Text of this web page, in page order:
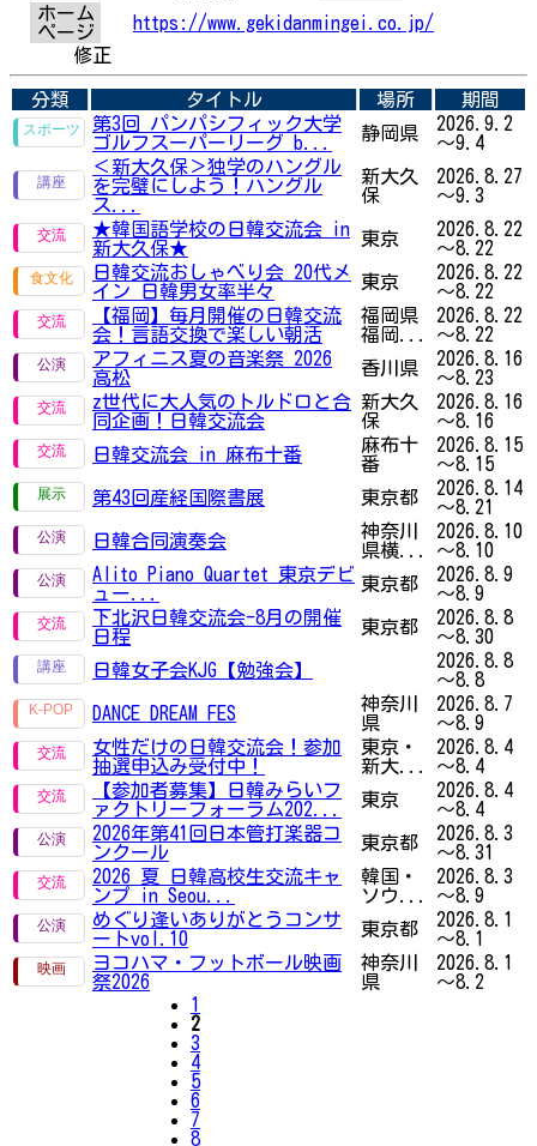
ホーム
ページ
https://www.gekidanmingei.co.jp/
修正
分類 タイトル 場所
期間
第3回 パンパシフィック大学
ゴルフスーパーリーグ b...
静岡県
2026.9.2
～9.4
＜新大久保＞独学のハングル
を完璧にしよう！ハングル
ス...
新大久
保
2026.8.27
～9.3
★韓国語学校の日韓交流会 in
新大久保★
東京
2026.8.22
～8.22
日韓交流おしゃべり会 20代メ
イン 日韓男女率半々
東京
2026.8.22
～8.22
【福岡】毎月開催の日韓交流
会！言語交換で楽しい朝活
福岡県
福岡...
2026.8.22
～8.22
アフィニス夏の音楽祭 2026
高松
香川県
2026.8.16
～8.23
z世代に大人気のトルドロと合
同企画！日韓交流会
新大久
保
2026.8.16
～8.16
日韓交流会 in 麻布十番
麻布十
番
2026.8.15
～8.15
第43回産経国際書展
東京都
2026.8.14
～8.21
日韓合同演奏会
神奈川
県横...
2026.8.10
～8.10
Alito Piano Quartet 東京デビ
ュー...
東京都
2026.8.9
～8.9
下北沢日韓交流会-8月の開催
日程
東京都
2026.8.8
～8.30
日韓女子会KJG【勉強会】
2026.8.8
～8.8
DANCE DREAM FES
神奈川
県
2026.8.7
～8.9
女性だけの日韓交流会！参加
抽選申込み受付中！
東京・
新大...
2026.8.4
～8.4
【参加者募集】日韓みらいフ
ァクトリーフォーラム202...
東京
2026.8.4
～8.4
2026年第41回日本管打楽器コ
ンクール
東京都
2026.8.3
～8.31
2026 夏 日韓高校生交流キャ
ンプ in Seou...
韓国・
ソウ...
2026.8.3
～8.9
めぐり逢いありがとうコンサ
ートvol.10
東京都
2026.8.1
～8.1
ヨコハマ・フットボール映画
祭2026
神奈川
県
2026.8.1
～8.2
1
2
3
4
5
6
7
8